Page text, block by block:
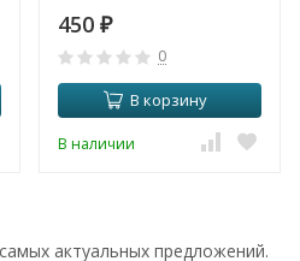
450 ₽
0
В корзину
В наличии
актуальных предложений.